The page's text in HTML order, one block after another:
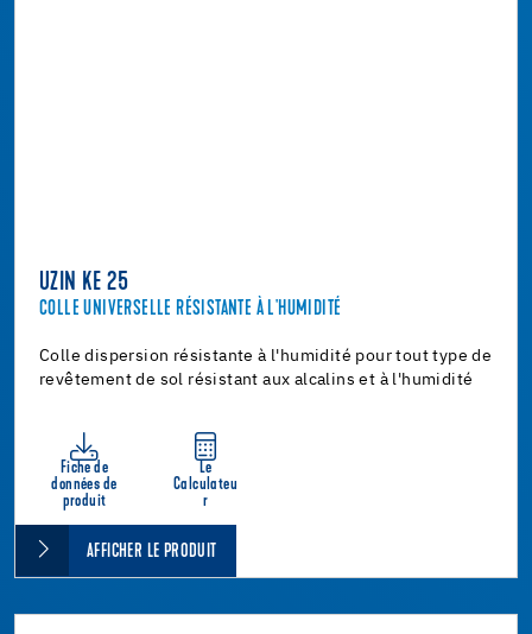
UZIN KE 25
COLLE UNIVERSELLE RÉSISTANTE À L'HUMIDITÉ
Colle dispersion résistante à l'humidité pour tout type de
revêtement de sol résistant aux alcalins et à l'humidité
Fiche de
données de
produit
Le
Calculateu
r
AFFICHER LE PRODUIT